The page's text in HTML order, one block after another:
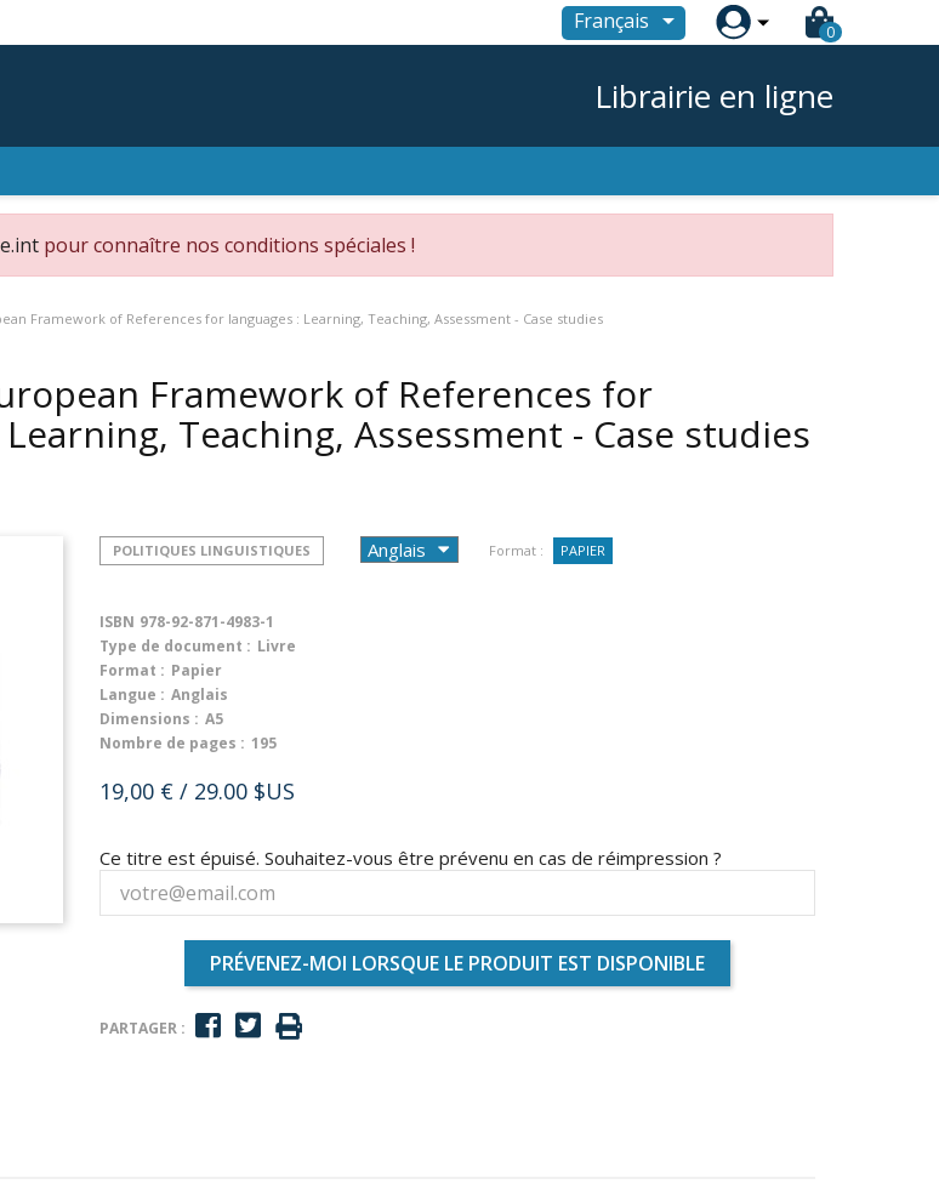
Français  0
Librairie en ligne
pour connaître nos conditions spéciales !
Framework of References for languages : Learning, Teaching, Assessment - Case studies
Framework of References for
Teaching, Assessment - Case studies
POLITIQUES LINGUISTIQUES Format : PAPIER
ISBN 978-92-871-4983-1
Type de document : Livre
Format : Papier
Langue : Anglais
Dimensions : A5
Nombre de pages : 195
19,00 € / 29.00 $US
Ce titre est épuisé. Souhaitez-vous être prévenu en cas de réimpression ?
PRÉVENEZ-MOI LORSQUE LE PRODUIT EST DISPONIBLE
PARTAGER :